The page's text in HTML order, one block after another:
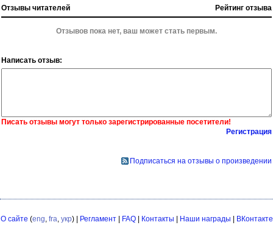
Отзывы читателей Рейтинг отзыва
Отзывов пока нет, ваш может стать первым.
Написать отзыв:
Писать отзывы могут только зарегистрированные посетители!
Регистрация
Подписаться на отзывы о произведении
О сайте (eng fra укр) | Регламент| FAQ| Контакты | Наши награды | ВКонтакте